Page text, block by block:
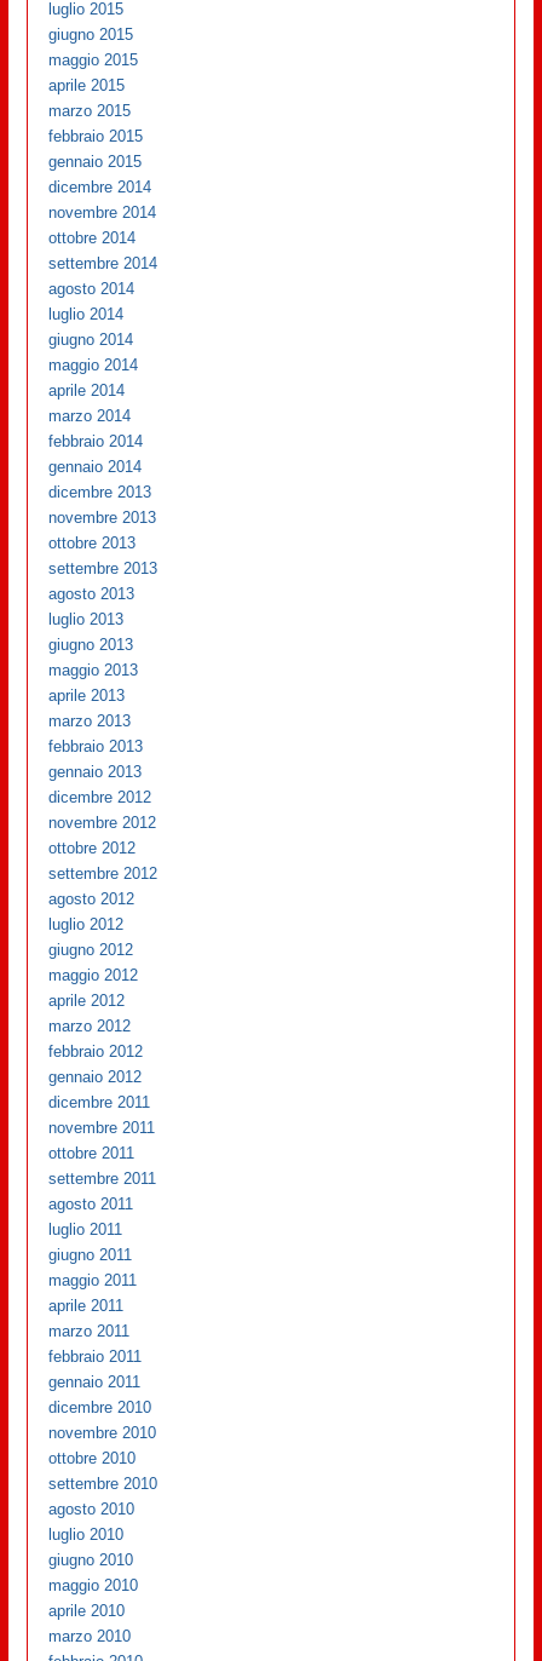
luglio 2015
giugno 2015
maggio 2015
aprile 2015
marzo 2015
febbraio 2015
gennaio 2015
dicembre 2014
novembre 2014
ottobre 2014
settembre 2014
agosto 2014
luglio 2014
giugno 2014
maggio 2014
aprile 2014
marzo 2014
febbraio 2014
gennaio 2014
dicembre 2013
novembre 2013
ottobre 2013
settembre 2013
agosto 2013
luglio 2013
giugno 2013
maggio 2013
aprile 2013
marzo 2013
febbraio 2013
gennaio 2013
dicembre 2012
novembre 2012
ottobre 2012
settembre 2012
agosto 2012
luglio 2012
giugno 2012
maggio 2012
aprile 2012
marzo 2012
febbraio 2012
gennaio 2012
dicembre 2011
novembre 2011
ottobre 2011
settembre 2011
agosto 2011
luglio 2011
giugno 2011
maggio 2011
aprile 2011
marzo 2011
febbraio 2011
gennaio 2011
dicembre 2010
novembre 2010
ottobre 2010
settembre 2010
agosto 2010
luglio 2010
giugno 2010
maggio 2010
aprile 2010
marzo 2010